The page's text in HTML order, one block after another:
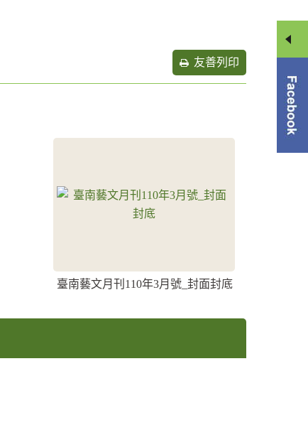
友善列印
臺南藝文月刊110年3月號_封面封底
享
選
單